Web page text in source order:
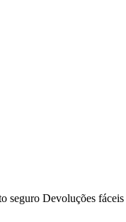
seguro Devoluções fáceis